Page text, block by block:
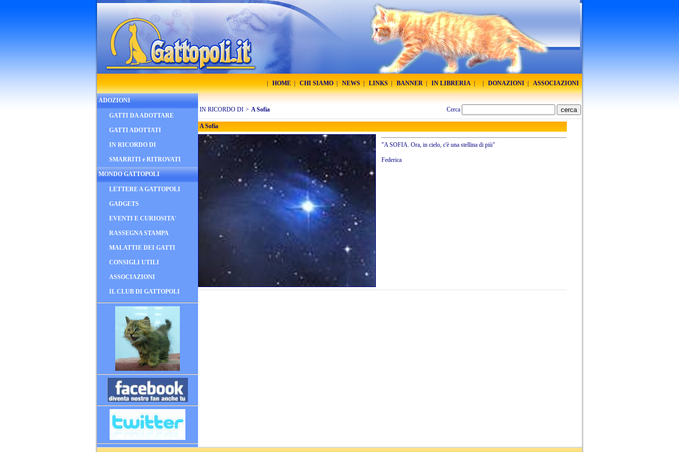
HOME CHI SIAMO NEWS LINKS BANNER IN LIBRERIA DONAZIONI ASSOCIAZIONI
ADOZIONI
GATTI DA ADOTTARE
GATTI ADOTTATI
IN RICORDO DI
SMARRITI e RITROVATI
MONDO GATTOPOLI
LETTERE A GATTOPOLI
GADGETS
EVENTI E CURIOSITA'
RASSEGNA STAMPA
MALATTIE DEI GATTI
CONSIGLI UTILI
ASSOCIAZIONI
IL CLUB DI GATTOPOLI
IN RICORDO DI > A Sofia Cerca
A Sofia
"A SOFIA. Ora, in cielo, c'è una stellina di più"
Federica